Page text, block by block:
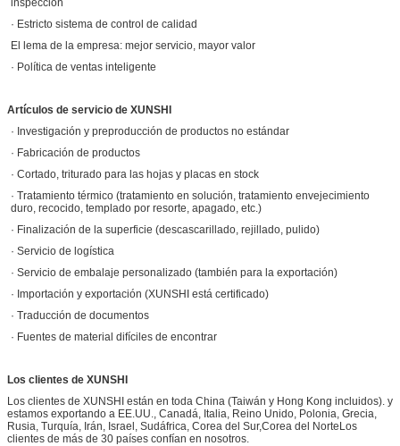
inspección
· Estricto sistema de control de calidad
El lema de la empresa: mejor servicio, mayor valor
· Política de ventas inteligente
Artículos de servicio de XUNSHI
· Investigación y preproducción de productos no estándar
· Fabricación de productos
· Cortado, triturado para las hojas y placas en stock
· Tratamiento térmico (tratamiento en solución, tratamiento envejecimiento
duro, recocido, templado por resorte, apagado, etc.)
· Finalización de la superficie (descascarillado, rejillado, pulido)
· Servicio de logística
· Servicio de embalaje personalizado (también para la exportación)
· Importación y exportación (XUNSHI está certificado)
· Traducción de documentos
· Fuentes de material difíciles de encontrar
Los clientes de XUNSHI
Los clientes de XUNSHI están en toda China (Taiwán y Hong Kong incluidos). y
estamos exportando a EE.UU., Canadá, Italia, Reino Unido, Polonia, Grecia,
Rusia, Turquía, Irán, Israel, Sudáfrica, Corea del Sur,Corea del NorteLos
clientes de más de 30 países confían en nosotros.